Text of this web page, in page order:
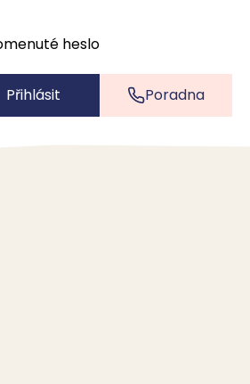
Poradna
heslo
Přihlásit